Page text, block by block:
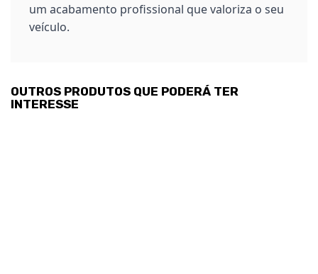
um acabamento profissional que valoriza o seu
veículo.
OUTROS PRODUTOS QUE PODERÁ TER
INTERESSE